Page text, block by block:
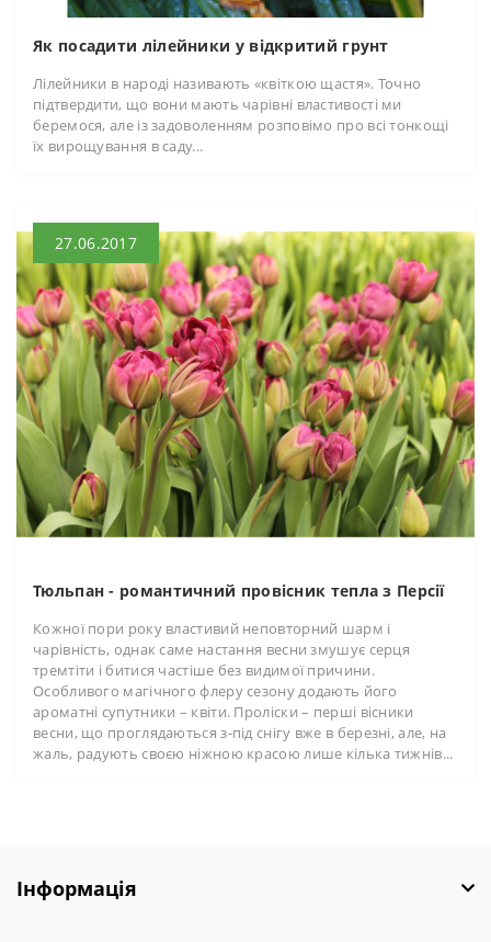
Як посадити лілейники у відкритий грунт
Лілейники в народі називають «квіткою щастя». Точно
підтвердити, що вони мають чарівні властивості ми
беремося, але із задоволенням розповімо про всі тонкощі
їх вирощування в саду...
27.06.2017
Тюльпан - романтичний провісник тепла з Персії
Кожної пори року властивий неповторний шарм і
чарівність, однак саме настання весни змушує серця
тремтіти і битися частіше без видимої причини.
Особливого магічного флеру сезону додають його
ароматні супутники – квіти. Проліски – перші вісники
весни, що проглядаються з-під снігу вже в березні, але, на
жаль, радують своєю ніжною красою лише кілька тижнів...
Інформація